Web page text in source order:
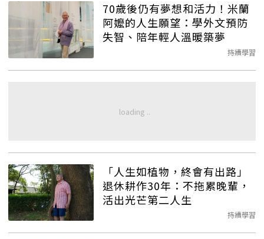
70歲後仍有夢想和活力！米蘭
阿嬤的人生願望：學外文預防
失智、陪年輕人溫暖築夢
持續學習
「人生如植物，終會有出路」
退休耕作30年：不拖累晚輩，
活出光芒第二人生
持續學習